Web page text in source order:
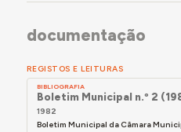
documentação
REGISTOS E LEITURAS
BIBLIOGRAFIA
Boletim Municipal n.º 2
1982
Boletim Municipal da Câmara